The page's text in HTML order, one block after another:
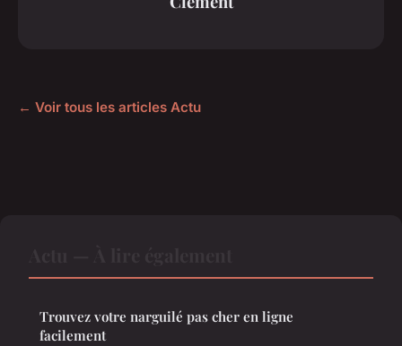
← Voir tous les articles Actu
Trouvez votre narguilé pas cher en ligne
facilement